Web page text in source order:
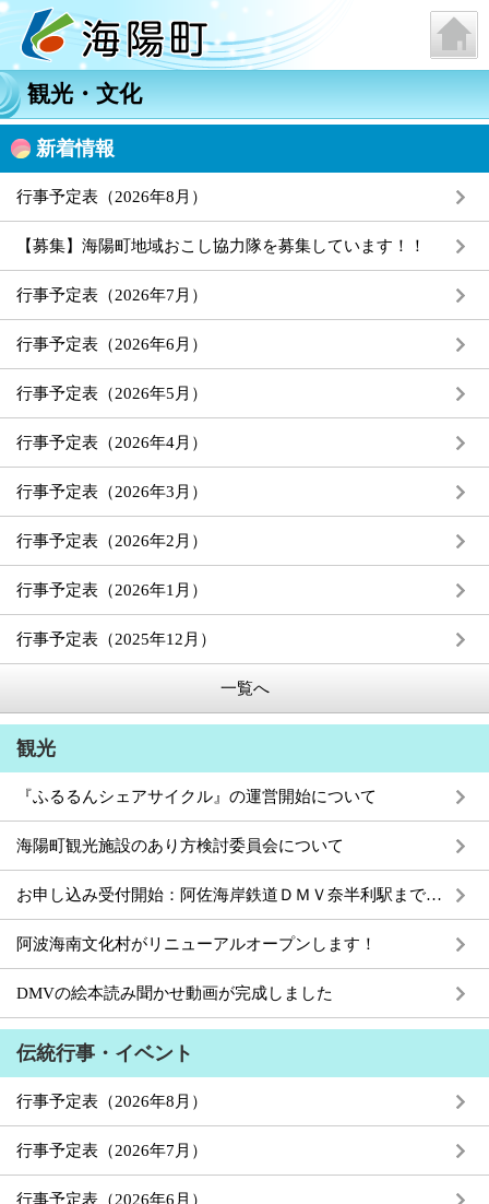
観光・文化
新着情報
行事予定表（2026年8月）
【募集】海陽町地域おこし協力隊を募集しています！！
行事予定表（2026年7月）
行事予定表（2026年6月）
行事予定表（2026年5月）
行事予定表（2026年4月）
行事予定表（2026年3月）
行事予定表（2026年2月）
行事予定表（2026年1月）
行事予定表（2025年12月）
一覧へ
観光
『ふるるんシェアサイクル』の運営開始について
海陽町観光施設のあり方検討委員会について
お申し込み受付開始：阿佐海岸鉄道ＤＭＶ奈半利駅まで延伸（８月30日（水）に１日１往復限りの限定特別運行を実施します！）
阿波海南文化村がリニューアルオープンします！
DMVの絵本読み聞かせ動画が完成しました
伝統行事・イベント
行事予定表（2026年8月）
行事予定表（2026年7月）
行事予定表（2026年6月）